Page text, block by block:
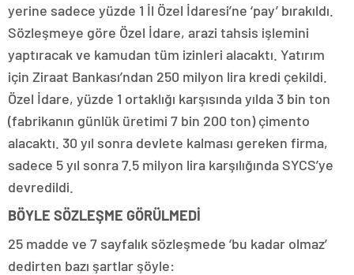
yerine sadece yüzde 1 İl Özel İdaresi’ne ‘pay’ bırakıldı.
Sözleşmeye göre Özel İdare, arazi tahsis işlemini
yaptıracak ve kamudan tüm izinleri alacaktı. Yatırım
için Ziraat Bankası’ndan 250 milyon lira kredi çekildi.
Özel İdare, yüzde 1 ortaklığı karşısında yılda 3 bin ton
(fabrikanın günlük üretimi 7 bin 200 ton) çimento
alacaktı. 30 yıl sonra devlete kalması gereken firma,
sadece 5 yıl sonra 7.5 milyon lira karşılığında SYCS’ye
devredildi.
BÖYLE SÖZLEŞME GÖRÜLMEDİ
25 madde ve 7 sayfalık sözleşmede ‘bu kadar olmaz’
dedirten bazı şartlar şöyle: